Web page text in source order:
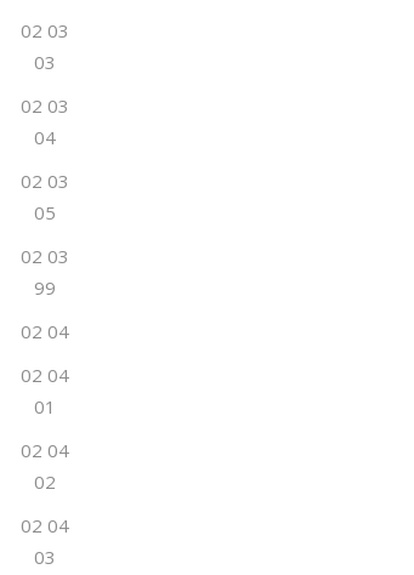
02 03
03
02 03
04
02 03
05
02 03
99
02 04
02 04
01
02 04
02
02 04
03